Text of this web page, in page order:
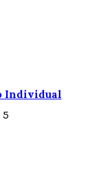
Individual
5